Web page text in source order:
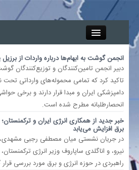
جذب خبرنگار
آگهی استخدام
پیوند‌ها
چند رسانه‌ای
انجمن گوشت به ابهام‌ها درباره واردات از
دبیر انجمن تامین‌کنندگان و توزیع‌کنندگان
تاکید کرد که تمامی محموله‌های وارداتی تحت
دامپزشکی ایران و مبدا قرار دارند و برخی
انحصارطلبانه مطرح شده است.
خبر جدید از همکاری انرژی ایران و ترکمنستان؛
برق افزایش می‌یابد
در جریان نشستی میان مصطفی رجبی مشهدی،
نیرو، و اناگلدی ساپاروف وزیر انرژی
راهبردی در حوزه انرژی و برق مورد بررسی